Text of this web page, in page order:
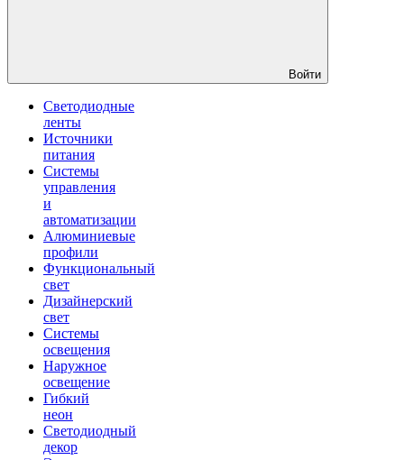
Войти
Светодиодные
ленты
Источники
питания
Системы
управления
и
автоматизации
Алюминиевые
профили
Функциональный
свет
Дизайнерский
свет
Системы
освещения
Наружное
освещение
Гибкий
неон
Светодиодный
декор